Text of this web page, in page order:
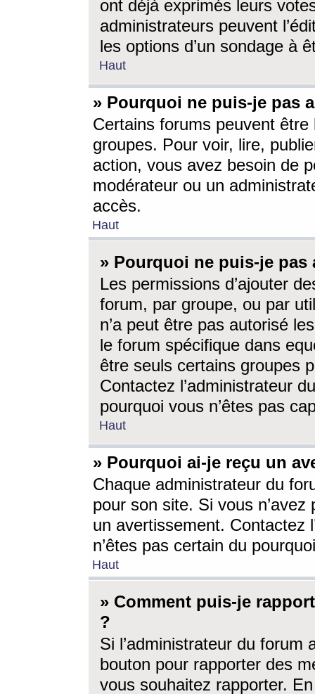
ont déjà exprimés leurs
administrateurs peuvent
les options d’un sondage à
Haut
» Pourquoi ne puis-je pas
Certains forums peuvent être
groupes. Pour voir, lire,
action, vous avez besoin de
modérateur ou un
accès.
Haut
» Pourquoi ne puis-je
Les permissions d’ajouter
forum, par groupe, ou par
n’a peut être pas autorisé
le forum spécifique dans
être seuls certains groupes
Contactez l’administrateur
pourquoi vous n’êtes pas
Haut
» Pourquoi ai-je reçu un
Chaque administrateur du
pour son site. Si vous
un avertissement. Contactez
n’êtes pas certain du
Haut
» Comment puis-je
?
Si l’administrateur du forum
bouton pour rapporter des
vous souhaitez rapporter.